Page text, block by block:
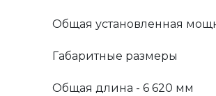
Общая установленная
Габаритные размеры
Общая длина - 6 620 мм